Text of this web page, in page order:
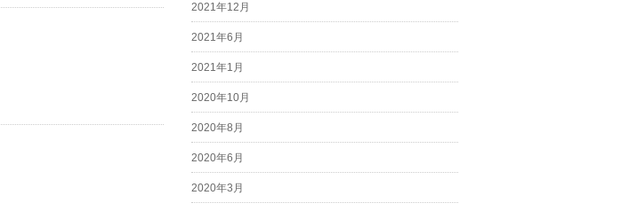
2021年12月
2021年6月
2021年1月
2020年10月
2020年8月
2020年6月
2020年3月